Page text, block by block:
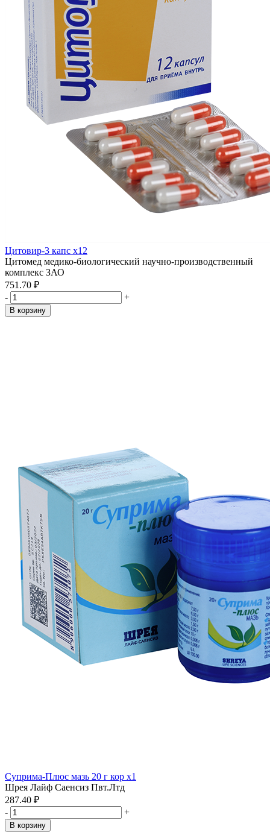
Цитовир-3 капс x12
Цитомед медико-биологический научно-производственный
комплекс ЗАО
751.70 ₽
-
+
В корзину
Суприма-Плюс мазь 20 г кор x1
Шрея Лайф Саенсиз Пвт.Лтд
287.40 ₽
-
+
В корзину